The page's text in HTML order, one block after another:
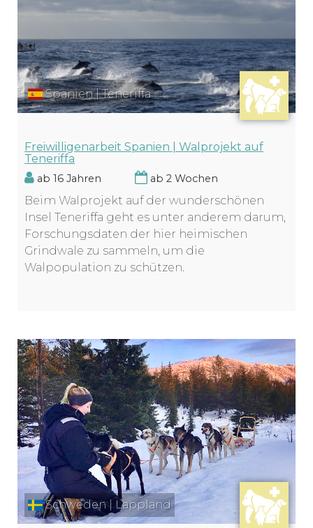
Spanien | Teneriffa
Freiwilligenarbeit Spanien | Walprojekt auf
Teneriffa
ab 16 Jahren ab 2 Wochen
Beim Walprojekt auf der wunderschönen
Insel Teneriffa geht es unter anderem darum,
Forschungsdaten der hier heimischen
Grindwale zu sammeln, um die
Walpopulation zu schützen.
Schweden | Lappland